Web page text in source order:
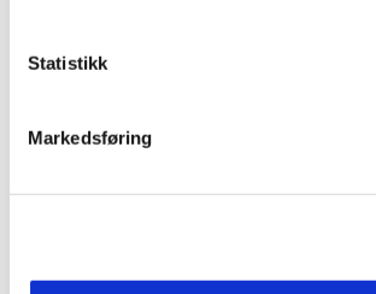
Statistikk
Markedsføring